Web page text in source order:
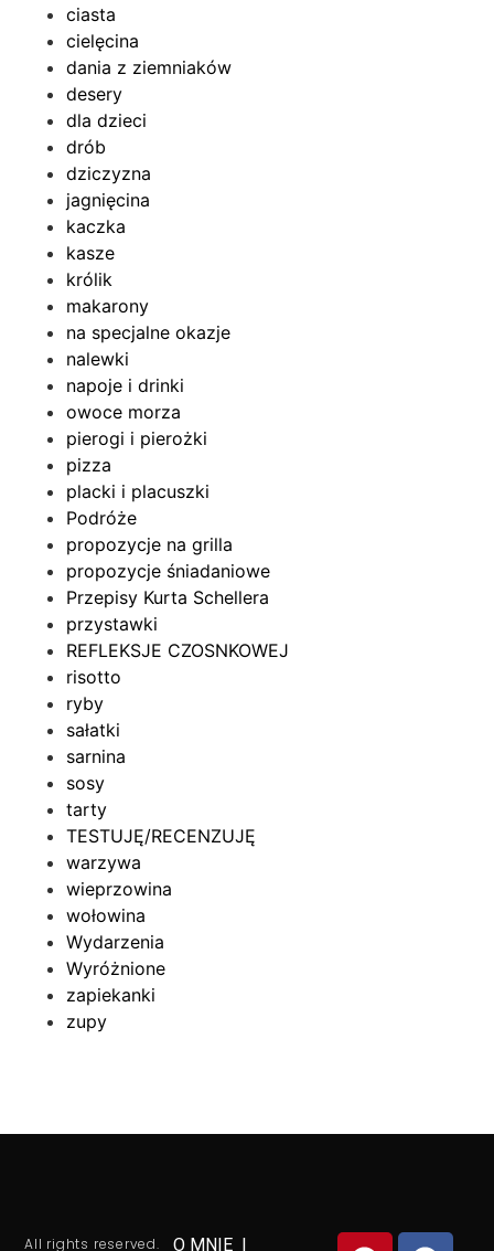
ciasta
cielęcina
dania z ziemniaków
desery
dla dzieci
drób
dziczyzna
jagnięcina
kaczka
kasze
królik
makarony
na specjalne okazje
nalewki
napoje i drinki
owoce morza
pierogi i pierożki
pizza
placki i placuszki
Podróże
propozycje na grilla
propozycje śniadaniowe
Przepisy Kurta Schellera
przystawki
REFLEKSJE CZOSNKOWEJ
risotto
ryby
sałatki
sarnina
sosy
tarty
TESTUJĘ/RECENZUJĘ
warzywa
wieprzowina
wołowina
Wydarzenia
Wyróżnione
zapiekanki
zupy
All rights reserved. O MNIE |